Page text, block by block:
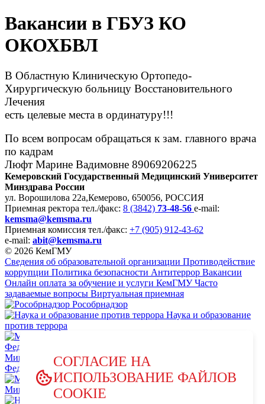
Вакансии в ГБУЗ КО
ОКОХБВЛ
В Областную Клиническую Ортопедо-
Хирургическую больницу Восстановительного
Лечения
есть целевые места в ординатуру!!!
По всем вопросам обращаться к зам. главного врача
по кадрам
Люфт Марине Вадимовне 89069206225
Кемеровский Государственный Медицинский Университет
Минздрава России
ул. Ворошилова 22а,Кемерово, 650056, РОССИЯ
Приемная ректора тел./факс: 8 (3842) 73-48-56 e-mail:
kemsma@kemsma.ru
Приемная комиссия тел./факс: +7 (905) 912-43-62
e-mail: abit@kemsma.ru
© 2026 КемГМУ
Сведения об образовательной организации Противодействие
коррупции Политика безопасности Антитеррор Вакансии
Онлайн оплата за обучение и услуги КемГМУ Часто
задаваемые вопросы Виртуальная приемная
Рособрнадзор
Наука и образование
против террора
Министерство науки и высшего образования Российской
Федерации
Министерство просвещения Российской Федерации
НЦПТИ.РФ
СОГЛАСИЕ НА
ИСПОЛЬЗОВАНИЕ ФАЙЛОВ
COOKIE